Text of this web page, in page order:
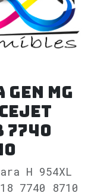
Mg
7740
H 954XL
7740 8710